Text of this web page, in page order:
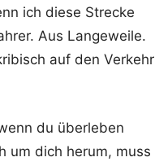
ich diese Strecke
Aus Langeweile.
auf den Verkehr
du überleben
um dich herum, muss